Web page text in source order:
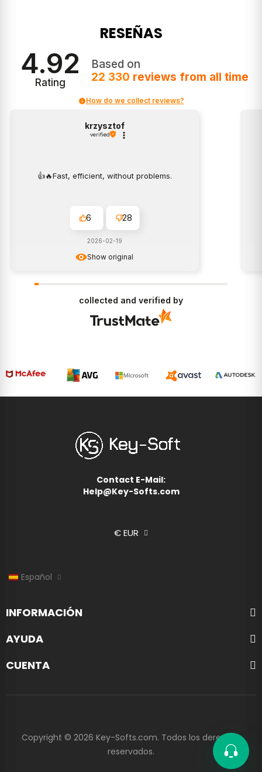
RESEÑAS
4.92
Rating
Based on
22 330 reviews from all time
How do we collect reviews?
Show original
krzysztof
verified
👍️🔥Fast, efficient, without problems.
6 28
2026-02-19
collected and verified by
Contact E-Mail:
Help@Key-Softs.com
€ EUR
Español
INFORMACIÓN
AYUDA
CUENTA
Copyright © 2026 Key-Softs.com. Todos los derechos
reservados.